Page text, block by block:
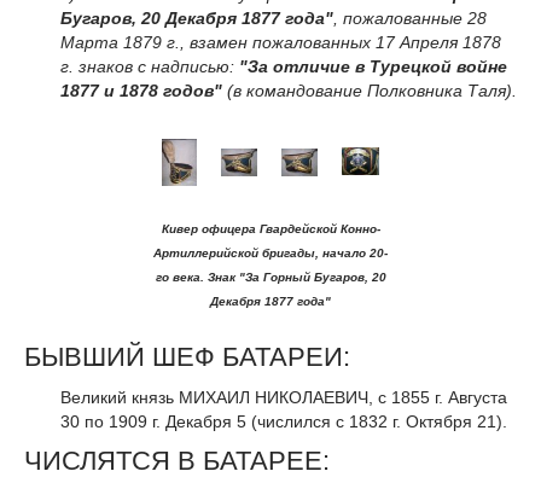
Бугаров, 20 Декабря 1877 года", пожалованные 28
Марта 1879 г., взамен пожалованных 17 Апреля 1878
г. знаков с надписью: "За отличие в Турецкой войне
1877 и 1878 годов" (в командование Полковника Таля).
Кивер офицера Гвардейской Конно-
Артиллерийской бригады, начало 20-
го века. Знак "За Горный Бугаров, 20
Декабря 1877 года"
БЫВШИЙ ШЕФ БАТАРЕИ:
Великий князь МИХАИЛ НИКОЛАЕВИЧ, с 1855 г. Августа
30 по 1909 г. Декабря 5 (числился с 1832 г. Октября 21).
ЧИСЛЯТСЯ В БАТАРЕЕ: